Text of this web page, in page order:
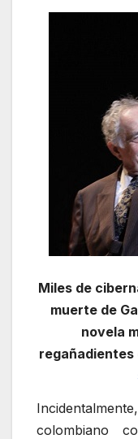
Miles de
muerte de
novela
regañadientes
colombiano